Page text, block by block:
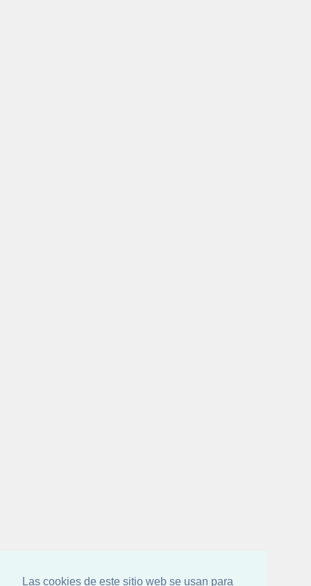
Las cookies de este sitio web se usan para